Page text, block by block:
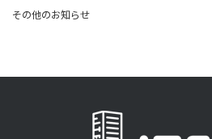
その他のお知らせ